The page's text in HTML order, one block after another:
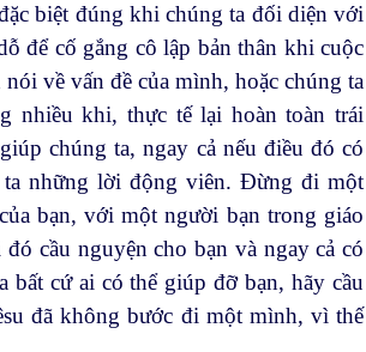
biệt đúng khi chúng ta đối diện với
để cố gắng cô lập bản thân khi cuộc
về vấn đề của mình, hoặc chúng ta
nhiều khi, thực tế lại hoàn toàn trái
chúng ta, ngay cả nếu điều đó có
những lời động viên. Đừng đi một
bạn, với một người bạn trong giáo
cầu nguyện cho bạn và ngay cả có
bất cứ ai có thể giúp đỡ bạn, hãy cầu
đã không bước đi một mình, vì thế